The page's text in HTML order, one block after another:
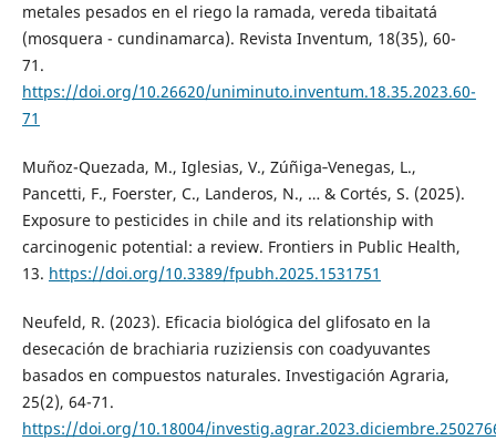
metales pesados en el riego la ramada, vereda tibaitatá
(mosquera - cundinamarca). Revista Inventum, 18(35), 60-
71.
https://doi.org/10.26620/uniminuto.inventum.18.35.2023.60-
71
Muñoz-Quezada, M., Iglesias, V., Zúñiga‐Venegas, L.,
Pancetti, F., Foerster, C., Landeros, N., … & Cortés, S. (2025).
Exposure to pesticides in chile and its relationship with
carcinogenic potential: a review. Frontiers in Public Health,
13. https://doi.org/10.3389/fpubh.2025.1531751
Neufeld, R. (2023). Eficacia biológica del glifosato en la
desecación de brachiaria ruziziensis con coadyuvantes
basados en compuestos naturales. Investigación Agraria,
25(2), 64-71.
https://doi.org/10.18004/